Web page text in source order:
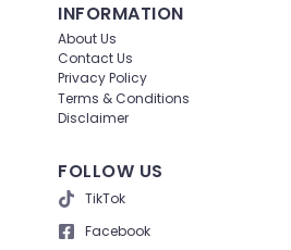
INFORMATION
About Us
Contact Us
Privacy Policy
Terms & Conditions
Disclaimer
FOLLOW US
TikTok
Facebook